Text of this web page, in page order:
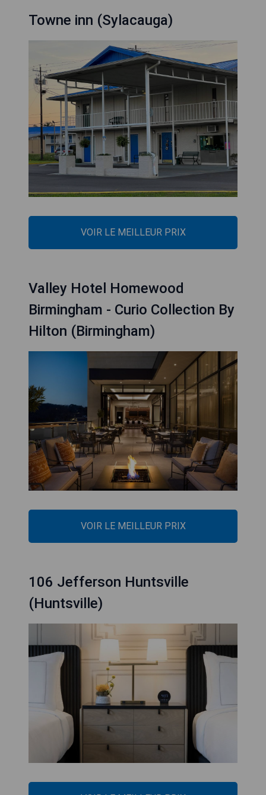
Towne inn (Sylacauga)
VOIR LE MEILLEUR PRIX
Valley Hotel Homewood
Birmingham - Curio Collection By
Hilton (Birmingham)
VOIR LE MEILLEUR PRIX
106 Jefferson Huntsville
(Huntsville)